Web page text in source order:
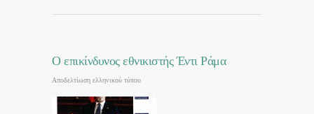
Ο επικίνδυνος εθνικιστής Έντι Ράμα
Αποδελτίωση ελληνικού τύπου